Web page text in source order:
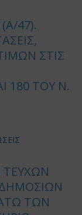
47).
ΣΤΙΣ
180 ΤΟΥ Ν.
ΤΕΥΧΩΝ
ΤΩΝ